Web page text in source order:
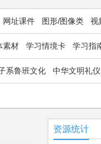
网址课件 图形/图像类 视
素材 学习情境卡 学习指
系鲁班文化 中华文明礼仪
资源统计